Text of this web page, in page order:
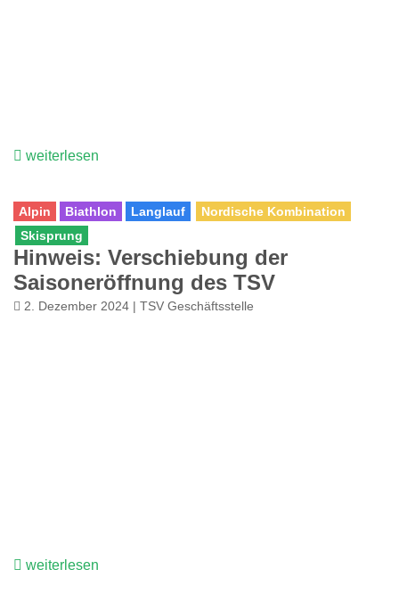
weiterlesen
Alpin Biathlon Langlauf
Nordische Kombination
Skisprung
Hinweis: Verschiebung der
Saisoneröffnung des TSV
2. Dezember 2024 | TSV Geschäftsstelle
weiterlesen